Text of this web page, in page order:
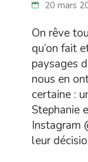
20 mars
On rêve
qu’on fait
paysages
nous en
certaine :
Stephanie
Instagram
leur